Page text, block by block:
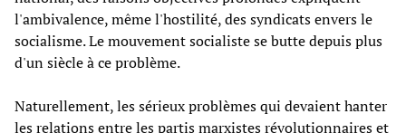
l'ambivalence, même l'hostilité, des syndicats envers le
socialisme. Le mouvement socialiste se butte depuis plus
d'un siècle à ce problème.
Naturellement, les sérieux problèmes qui devaient hanter
les relations entre les partis marxistes révolutionnaires et